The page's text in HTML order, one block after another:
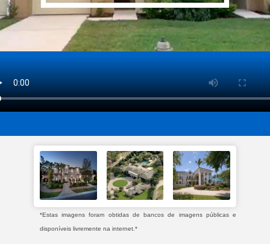
*Estas imagens foram obtidas de bancos de imagens públicas e
disponíveis livremente na internet.*